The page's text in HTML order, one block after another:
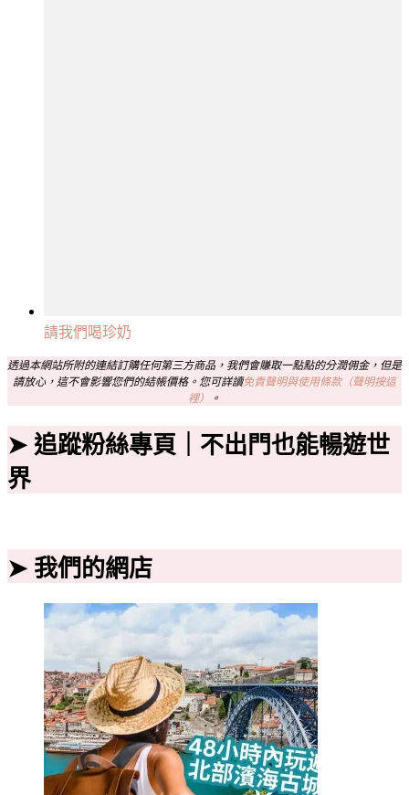
請我們喝珍奶
透過本網站所附的連結訂購任何第三方商品，我們會賺取一點點的分潤佣金，但是
請放心，這不會影響您們的結帳價格。您可詳讀免責聲明與使用條款（聲明按這
裡）
。
➤ 追蹤粉絲專頁｜不出門也能暢遊世
界
➤ 我們的網店